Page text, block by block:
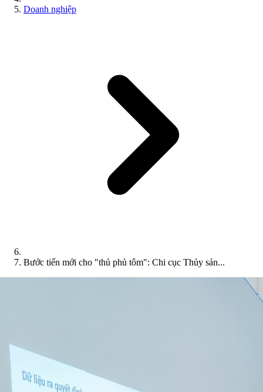
Doanh nghiệp
Bước tiến mới cho "thủ phủ tôm": Chi cục Thủy sản...